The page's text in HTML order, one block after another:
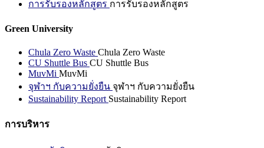
การรับรองหลักสูตร การรับรองหลักสูตร
Green University
Chula Zero Waste Chula Zero Waste
CU Shuttle Bus CU Shuttle Bus
MuvMi MuvMi
จุฬาฯ กับความยั่งยืน จุฬาฯ กับความยั่งยืน
Sustainability Report Sustainability Report
การบริหาร